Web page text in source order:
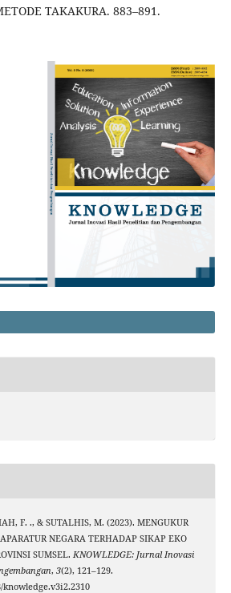
TAKAKURA. 883–891.
F. ., & SUTALHIS, M. (2023). MENGUKUR
NEGARA TERHADAP SIKAP EKO
SUMSEL. KNOWLEDGE: Jurnal Inovasi
, 3(2), 121–129.